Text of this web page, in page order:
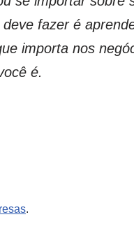
fazer é
importa nos
é.
.